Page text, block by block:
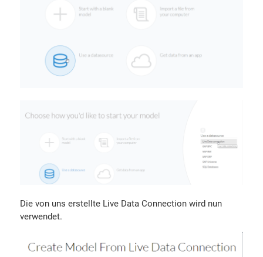
Die von uns erstellte Live Data Connection wird nun
verwendet.